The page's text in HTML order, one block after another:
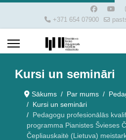
+371 654 07900
Kursi un semināri
Sākums Par mums
Kursi un semināri
Pedagogu profesionālās
programma Pianistes Švieses
Čepliauskaitė (Lietuva)